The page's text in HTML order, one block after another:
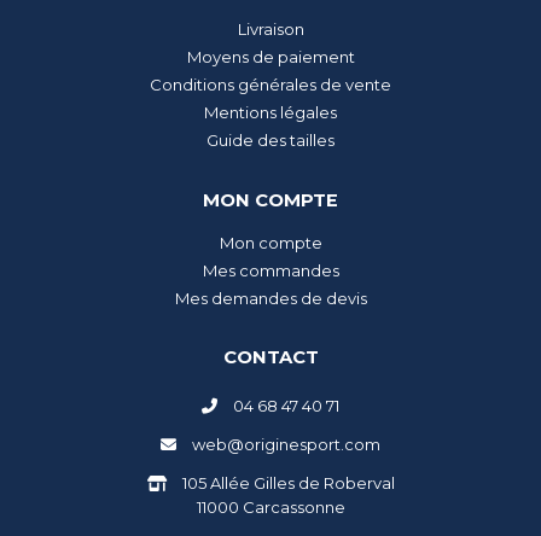
Livraison
Moyens de paiement
Conditions générales de vente
Mentions légales
Guide des tailles
MON COMPTE
Mon compte
Mes commandes
Mes demandes de devis
CONTACT
04 68 47 40 71
web@originesport.com
105 Allée Gilles de Roberval
11000 Carcassonne